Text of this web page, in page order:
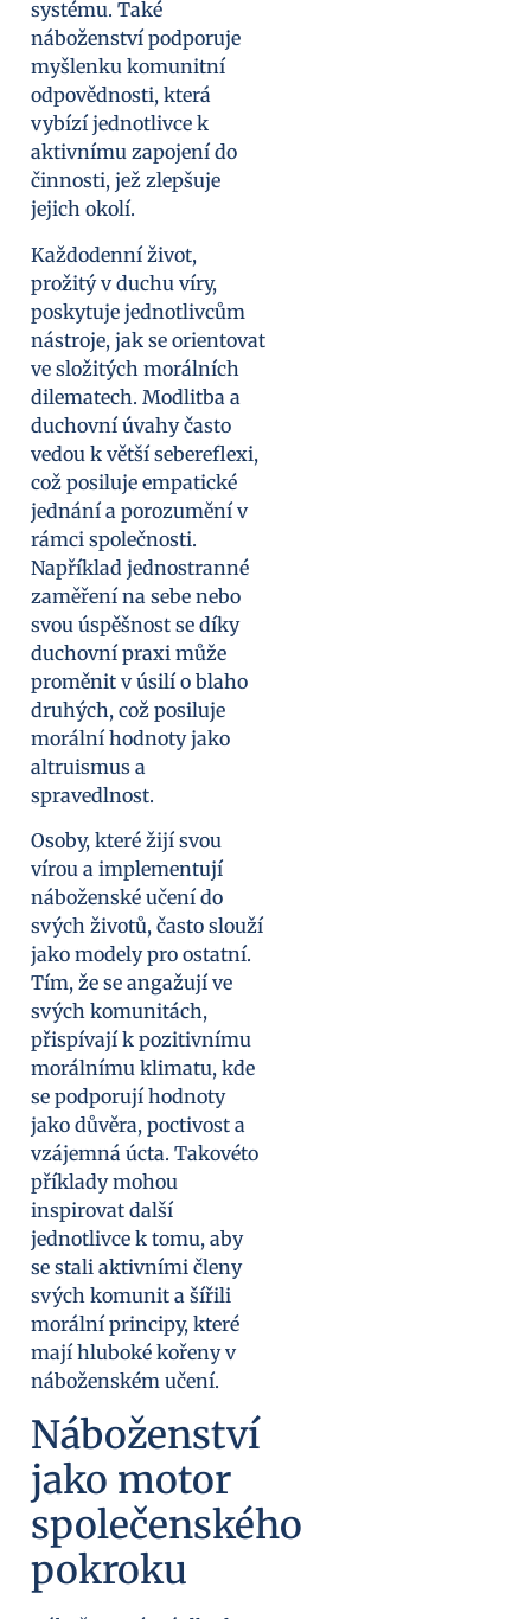
systému. Také
náboženství podporuje
myšlenku komunitní
odpovědnosti, která
vybízí jednotlivce k
aktivnímu zapojení do
činnosti, jež zlepšuje
jejich okolí.
Každodenní život,
prožitý v duchu víry,
poskytuje jednotlivcům
nástroje, jak se orientovat
ve složitých morálních
dilematech. Modlitba a
duchovní úvahy často
vedou k větší sebereflexi,
což posiluje empatické
jednání a porozumění v
rámci společnosti.
Například jednostranné
zaměření na sebe nebo
svou úspěšnost se díky
duchovní praxi může
proměnit v úsilí o blaho
druhých, což posiluje
morální hodnoty jako
altruismus a
spravedlnost.
Osoby, které žijí svou
vírou a implementují
náboženské učení do
svých životů, často slouží
jako modely pro ostatní.
Tím, že se angažují ve
svých komunitách,
přispívají k pozitivnímu
morálnímu klimatu, kde
se podporují hodnoty
jako důvěra, poctivost a
vzájemná úcta. Takovéto
příklady mohou
inspirovat další
jednotlivce k tomu, aby
se stali aktivními členy
svých komunit a šířili
morální principy, které
mají hluboké kořeny v
náboženském učení.
Náboženství
jako motor
společenského
pokroku